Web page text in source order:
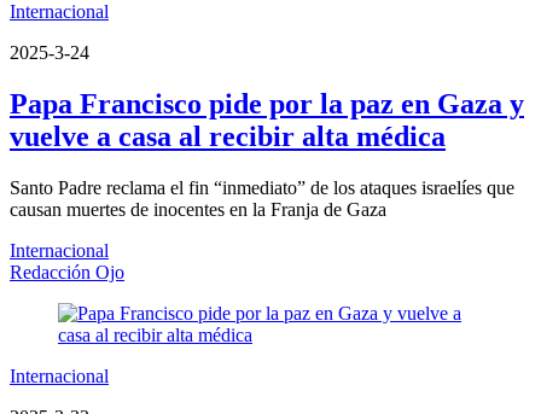
Internacional
2025-3-24
Papa Francisco pide por la paz en Gaza y
vuelve a casa al recibir alta médica
Santo Padre reclama el fin “inmediato” de los ataques israelíes que
causan muertes de inocentes en la Franja de Gaza
Internacional
Redacción Ojo
Internacional